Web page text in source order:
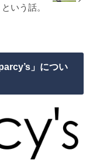
いう話。
」につい